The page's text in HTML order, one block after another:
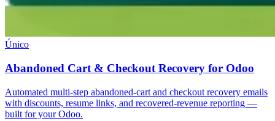
Único
Abandoned Cart & Checkout Recovery for Odoo
Automated multi-step abandoned-cart and checkout recovery emails
with discounts, resume links, and recovered-revenue reporting —
built for your Odoo.